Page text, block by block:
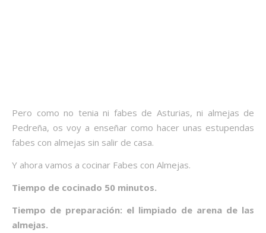
Pero como no tenia ni fabes de Asturias, ni almejas de
Pedreña, os voy a enseñar como hacer unas estupendas
fabes con almejas sin salir de casa.
Y ahora vamos a cocinar Fabes con Almejas.
Tiempo de cocinado 50 minutos.
Tiempo de preparación: el limpiado de arena de las
almejas.